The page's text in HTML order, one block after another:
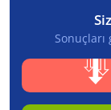
Sonuçları